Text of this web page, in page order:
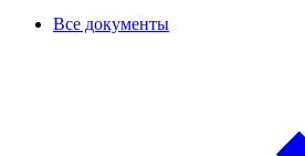
Все документы